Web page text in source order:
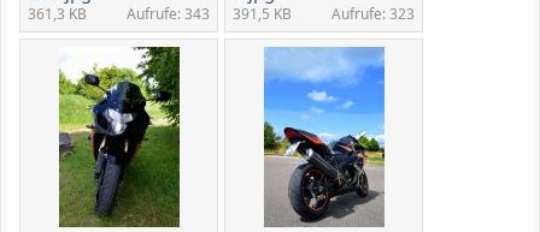
361,3 KB Aufrufe: 343 391,5 KB Aufrufe: 323